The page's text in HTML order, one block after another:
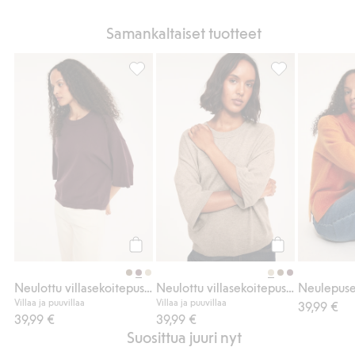
Samankaltaiset tuotteet
Villaa ja puuvillaa
39,99 €
Neulottu villasekoitepusero, Lisää
Osta
Villaa ja puuvillaa
39,99 €
Neulottu
39,99 €
Suosittua juuri nyt